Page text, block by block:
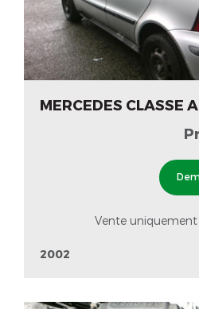
MERCEDES CLASSE
Vente uniquement
2002